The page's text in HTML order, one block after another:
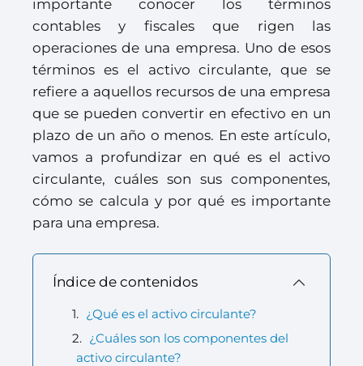
importante conocer los términos
contables y fiscales que rigen las
operaciones de una empresa. Uno de esos
términos es el activo circulante, que se
refiere a aquellos recursos de una empresa
que se pueden convertir en efectivo en un
plazo de un año o menos. En este artículo,
vamos a profundizar en qué es el activo
circulante, cuáles son sus componentes,
cómo se calcula y por qué es importante
para una empresa.
Índice de contenidos
¿Qué es el activo circulante?
¿Cuáles son los componentes del
activo circulante?